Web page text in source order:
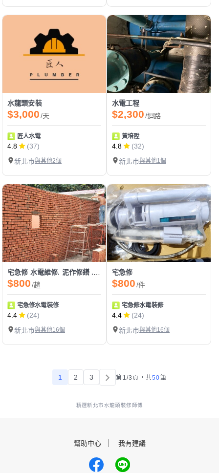
水龍頭安裝
$3,000/天
匠人水電
4.8
(37)
新北市與其他2個
水電工程
$2,300/迴路
黃培陞
4.8
(32)
新北市與其他1個
宅急修 水電維修. 泥作修繕 .防水處理
$800/趟
宅急修水電裝修
4.4
(24)
新北市與其他16個
宅急修
$800/件
宅急修水電裝修
4.4
(24)
新北市與其他16個
1 2 3 第1/3頁， 共50筆
精選新北市水龍頭裝修師傅
幫助中心 我有建議